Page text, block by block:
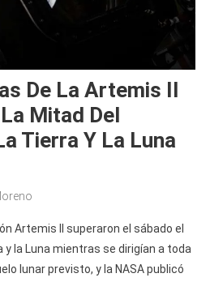
De La Artemis II
Mitad Del
Tierra Y La Luna
Artemis II superaron el sábado el
la Luna mientras se dirigían a toda
lunar previsto, y la NASA publicó